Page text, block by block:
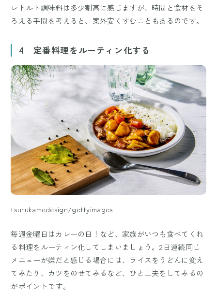
レトルト調味料は多少割高に感じますが、時間と食材をそ
ろえる手間を考えると、案外安くすむこともあるのです。
4 定番料理をルーティン化する
tsurukamedesign/gettyimages
毎週金曜日はカレーの日！など、家族がいつも食べてくれ
る料理をルーティン化してしまいましょう。2日連続同じ
メニューが嫌だと感じる場合には、ライスをうどんに変え
てみたり、カツをのせてみるなど、ひと工夫をしてみるの
がポイントです。